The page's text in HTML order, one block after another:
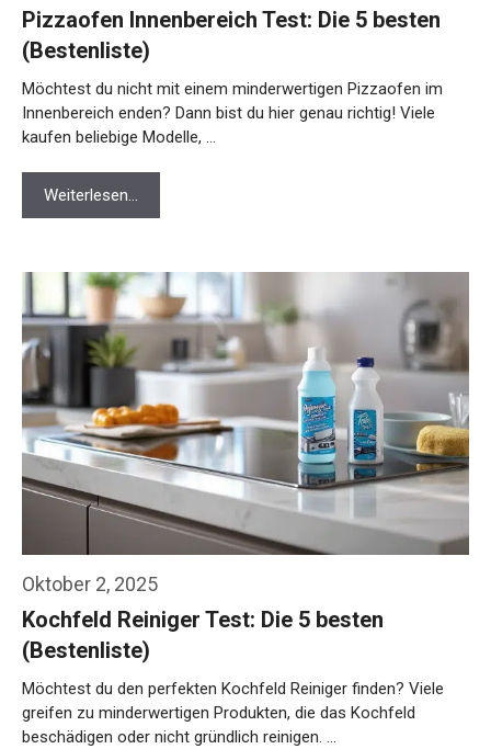
Pizzaofen Innenbereich Test: Die 5 besten
(Bestenliste)
Möchtest du nicht mit einem minderwertigen Pizzaofen im
Innenbereich enden? Dann bist du hier genau richtig! Viele
kaufen beliebige Modelle, …
Weiterlesen…
Oktober 2, 2025
Kochfeld Reiniger Test: Die 5 besten
(Bestenliste)
Möchtest du den perfekten Kochfeld Reiniger finden? Viele
greifen zu minderwertigen Produkten, die das Kochfeld
beschädigen oder nicht gründlich reinigen. …